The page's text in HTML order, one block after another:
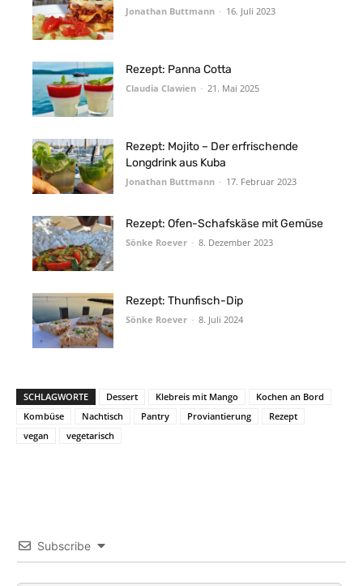
Jonathan Buttmann - 16. Juli 2023
Rezept: Panna Cotta
Claudia Clawien - 21. Mai 2025
Rezept: Mojito – Der erfrischende
Longdrink aus Kuba
Jonathan Buttmann - 17. Februar 2023
Rezept: Ofen-Schafskäse mit Gemüse
Sönke Roever - 8. Dezember 2023
Rezept: Thunfisch-Dip
Sönke Roever - 8. Juli 2024
SCHLAGWORTE Dessert Klebreis mit Mango
Kochen an Bord
Kombüse
Nachtisch Pantry Proviantierung
Rezept
vegan
vegetarisch
Subscribe